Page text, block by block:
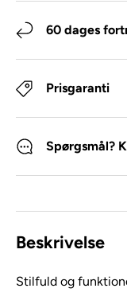
60 dages
Prisgaranti
Spørgsmål?
Beskrivelse
Stilfuld og